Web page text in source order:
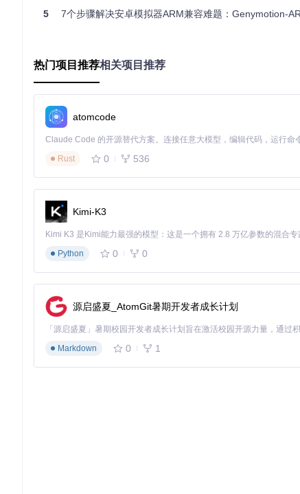
注意事项：安装前需确认模拟器系统版本与翻译包版本严格
适用于企业级测试环境的自动化部署流程：
通过ADB命令行安装翻译包
adb push Genymotion-ARM-Translation_for_9.0.zip /
adb shell su -c
"unzip /sdcard/Genymotion-ARM-
配置系统属性
adb shell setprop ro.arm.translation.enable 1
集成到CI/CD流程
# 在Jenkins Pipeline中添加
stage('ARM Translation Setup') {
  steps {
    sh
    sh
'adb shell su -c "unzip /sdcard/
应用场景
5 7个步骤解决安卓模拟器ARM兼容难题：Genymotion-ARM-Translation技术
热门项目推荐相关项目推荐
atomcode
Rust
0 536
Kimi-K3
Python
0 0
源启盛夏_AtomGit暑期开发者成长计划
Markdown
0 1